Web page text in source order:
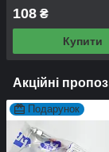
108 ₴
Купити
Акційні
Подарунок